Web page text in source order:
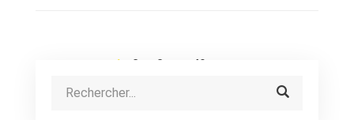
1 2 3 49